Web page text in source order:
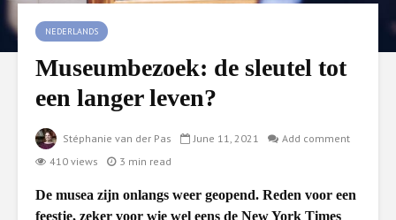
NEDERLANDS
Museumbezoek: de sleutel tot
een langer leven?
Stéphanie van der Pas June 11, 2021
Add comment
410 views
3 min read
De musea zijn onlangs weer geopend. Reden voor een
feestje, zeker voor wie wel eens de New York Times